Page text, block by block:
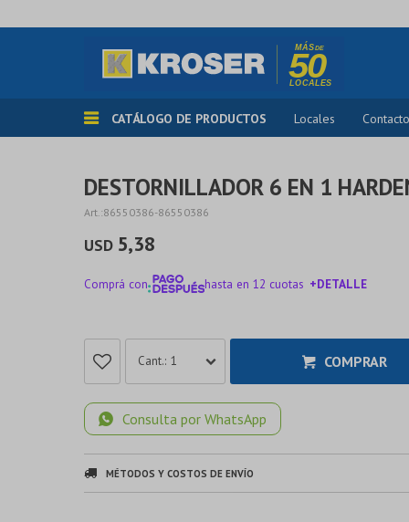
CATÁLOGO DE PRODUCTOS Locales Contacto
DESTORNILLADOR 6 EN 1
86550386-86550386
USD 5,38
Comprá con hasta en 12 cuotas +DETALLE
1 COMPRAR
Consulta por WhatsApp
MÉTODOS Y COSTOS DE ENVÍO